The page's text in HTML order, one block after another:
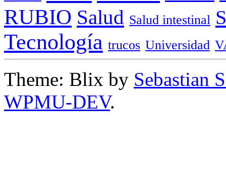
RUBIO Salud Salud intestinal
Tecnología trucos Universidad
Theme: Blix by Sebastian
WPMU-DEV.